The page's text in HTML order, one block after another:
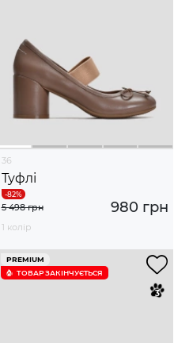
36
Туфлі
980 грн
5 498 грн
1 колір
PREMIUM
ТОВАР ЗАКІНЧУЄTЬСЯ